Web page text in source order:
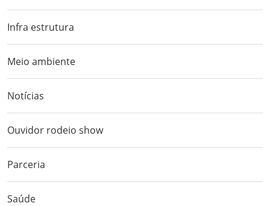
Infra estrutura
Meio ambiente
Notícias
Ouvidor rodeio show
Parceria
Saúde